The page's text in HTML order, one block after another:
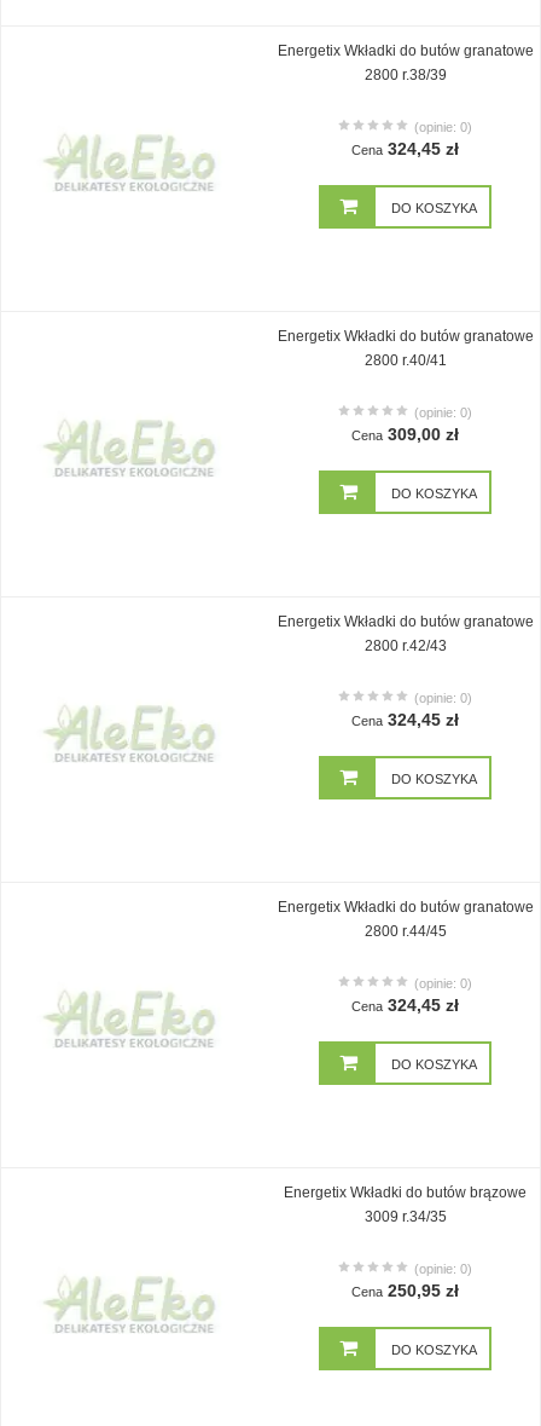
Energetix Wkładki do butów granatowe
2800 r.38/39
(opinie: 0)
Cena 324,45 zł
DO KOSZYKA
Energetix Wkładki do butów granatowe
2800 r.40/41
(opinie: 0)
Cena 309,00 zł
DO KOSZYKA
Energetix Wkładki do butów granatowe
2800 r.42/43
(opinie: 0)
Cena 324,45 zł
DO KOSZYKA
Energetix Wkładki do butów granatowe
2800 r.44/45
(opinie: 0)
Cena 324,45 zł
DO KOSZYKA
Energetix Wkładki do butów brązowe
3009 r.34/35
(opinie: 0)
Cena 250,95 zł
DO KOSZYKA